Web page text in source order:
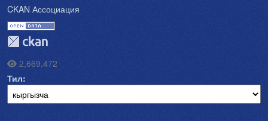
CKAN Ассоциация
2,669,472
Тил